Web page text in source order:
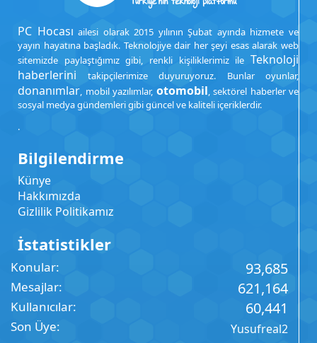
PC Hocası ailesi olarak 2015 yılının Şubat ayında hizmete ve
yayın hayatına başladık. Teknolojiye dair her şeyi esas alarak web
sitemizde paylaştığımız gibi, renkli kişiliklerimiz ile Teknoloji
haberlerini takipçilerimize duyuruyoruz. Bunlar oyunlar,
donanımlar, mobil yazılımlar, otomobil, sektörel haberler ve
sosyal medya gündemleri gibi güncel ve kaliteli içeriklerdir.
.
Bilgilendirme
Künye
Hakkımızda
Gizlilik Politikamız
İstatistikler
Konular 93,685
Mesajlar 621,164
Kullanıcılar 60,441
Son Üye Yusufreal2